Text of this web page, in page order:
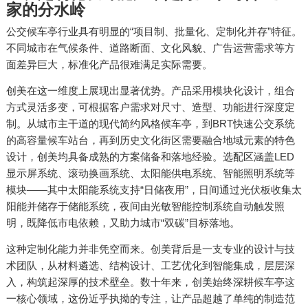
家的分水岭
公交候车亭行业具有明显的“项目制、批量化、定制化并存”特征。
不同城市在气候条件、道路断面、文化风貌、广告运营需求等方
面差异巨大，标准化产品很难满足实际需要。
创美在这一维度上展现出显著优势。产品采用模块化设计，组合
方式灵活多变，可根据客户需求对尺寸、造型、功能进行深度定
制。从城市主干道的现代简约风格候车亭，到BRT快速公交系统
的高容量候车站台，再到历史文化街区需要融合地域元素的特色
设计，创美均具备成熟的方案储备和落地经验。选配区涵盖LED
显示屏系统、滚动换画系统、太阳能供电系统、智能照明系统等
模块——其中太阳能系统支持“日储夜用”，日间通过光伏板收集太
阳能并储存于储能系统，夜间由光敏智能控制系统自动触发照
明，既降低市电依赖，又助力城市“双碳”目标落地。
这种定制化能力并非凭空而来。创美背后是一支专业的设计与技
术团队，从材料遴选、结构设计、工艺优化到智能集成，层层深
入，构筑起深厚的技术壁垒。数十年来，创美始终深耕候车亭这
一核心领域，这份近乎执拗的专注，让产品超越了单纯的制造范